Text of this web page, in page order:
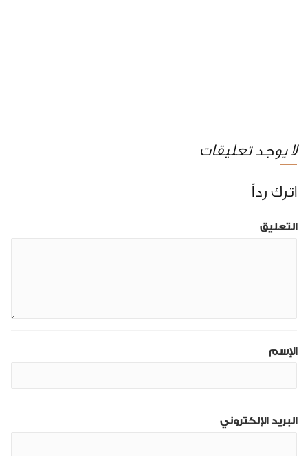
لا يوجد تعليقات
اترك رداً
التعليق
الإسم
البريد الإلكتروني